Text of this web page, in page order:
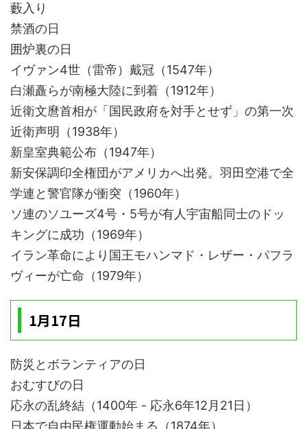
藪入り
禁酒の日
囲炉裏の日
イヴァン4世（雷帝）戴冠（1547年）
白瀬矗らが南極大陸に到着（1912年）
近衛文麿首相が「国民政府を対手とせず」の第一次
近衛声明（1938年）
新皇室典範公布（1947年）
新安保調印全権団がアメリカへ出発。羽田空港で全
学連と警官隊が衝突（1960年）
ソ連のソユーズ4号・5号が有人宇宙船同士のドッ
キングに成功（1969年）
イラン革命により国王モハンマド・レザー・パフラ
ヴィーが亡命（1979年）
1月17日
防災とボランティアの日
おむすびの日
応永の乱終結（1400年 - 応永6年12月21日）
日本で自由民権運動始まる（1874年）